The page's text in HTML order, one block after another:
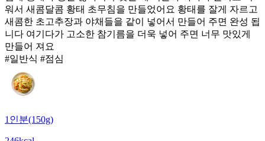
워서 새콤달콤 황태 초무침을 만들었어요 황태를 잘게 자르고
새콤한 초고추장과 야채들을 같이 넣어서 만들어 주면 완성 됩
니다 여기다가 고소한 참기름을 더욱 넣어 주면 너무 맛있게
만들어 져요
#일반식 #점심
1인분(150g)